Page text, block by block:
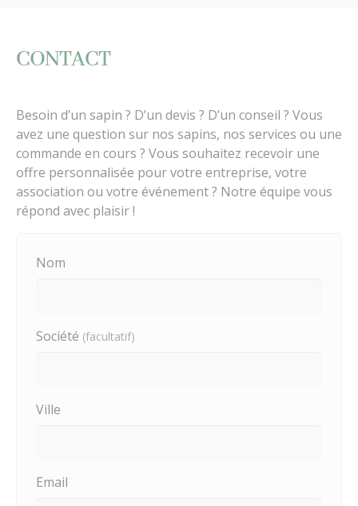
CONTACT
Besoin d’un sapin ? D’un devis ? D’un conseil ? Vous
avez une question sur nos sapins, nos services ou une
commande en cours ? Vous souhaitez recevoir une
offre personnalisée pour votre entreprise, votre
association ou votre événement ? Notre équipe vous
répond avec plaisir !
Nom
Société (facultatif)
Ville
Email